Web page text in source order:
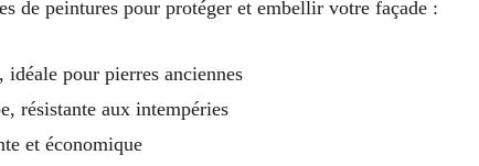
de peintures pour protéger et embellir votre façade :
idéale pour pierres anciennes
résistante aux intempéries
et économique